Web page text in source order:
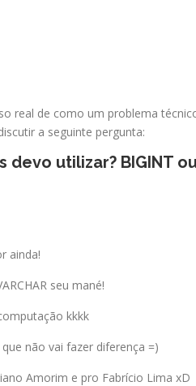
real de como um problema
a seguinte pergunta:
devo utilizar? BIGINT ou
ainda!
seu mané!
kkkk
não vai fazer diferença =)
Amorim e pro Fabrício Lima xD